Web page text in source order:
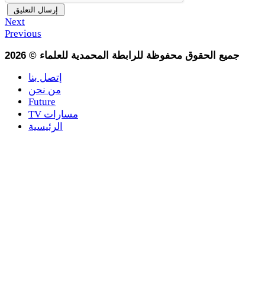
Next
Previous
2026 © جميع الحقوق محفوظة للرابطة المحمدية للعلماء
إتصل بنا
من نحن
Future
TV مسارات
الرئيسية